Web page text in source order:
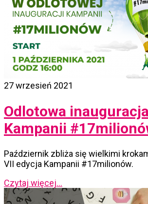
27 wrzesień 2021
Odlotowa inauguracja
Kampanii
Październik zbliża się wielkimi
VII edycja Kampanii #17milionów.
Czytaj więcej...